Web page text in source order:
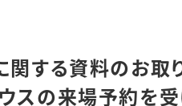
関する資料のお取
スの来場予約を